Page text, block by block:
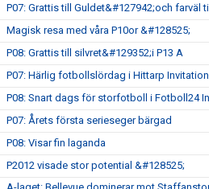
P07: Grattis till Guldet&#127942;och farväl
Magisk resa med våra P10or &#128525;
P08: Grattis till silvret&#129352;i P13 A
P07: Härlig fotbollslördag i Hittarp
P08: Snart dags för storfotboll i Fotboll24
P07: Årets första serieseger bärgad
P08: Visar fin laganda
P2012 visade stor potential &#128525;
A-laget: Bellevue dominerar mot